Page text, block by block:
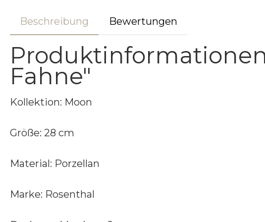
Beschreibung Bewertungen
Fahne"
Kollektion: Moon
Größe: 28 cm
Material: Porzellan
Marke: Rosenthal